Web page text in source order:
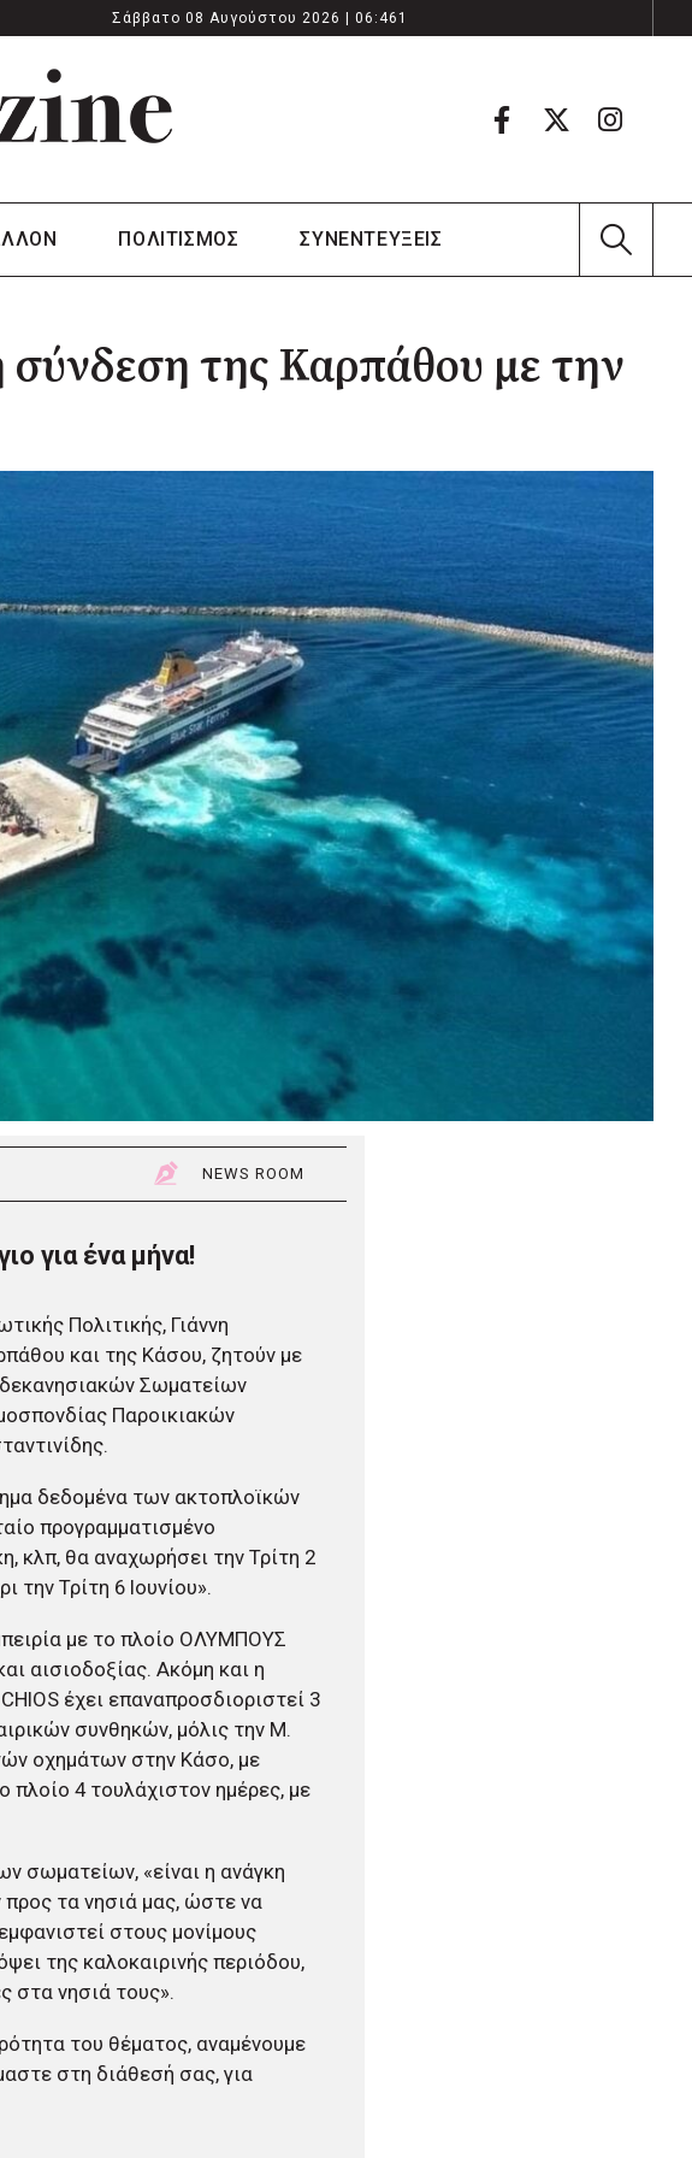
Σάββατο 08 Αυγούστου 2026 | 06:461
ΠΟΛΙΤΙΣΜΟΣ ΣΥΝΕΝΤΕΥΞΕΙΣ
σύνδεση της Καρπάθου με την
NEWS ROOM
για ένα μήνα!
Πολιτικής, Γιάννη
και της Κάσου, ζητούν με
Σωματείων
Παροικιακών
δεδομένα των ακτοπλοϊκών
προγραμματισμένο
κλπ, θα αναχωρήσει την Τρίτη 2
την Τρίτη 6 Ιουνίου».
με το πλοίο ΟΛΥΜΠΟΥΣ
αισιοδοξίας. Ακόμη και η
έχει επαναπροσδιοριστεί 3
συνθηκών, μόλις την Μ.
οχημάτων στην Κάσο, με
4 τουλάχιστον ημέρες, με
σωματείων, «είναι η ανάγκη
τα νησιά μας, ώστε να
στους μονίμους
της καλοκαιρινής περιόδου,
στα νησιά τους».
του θέματος, αναμένουμε
στη διάθεσή σας, για